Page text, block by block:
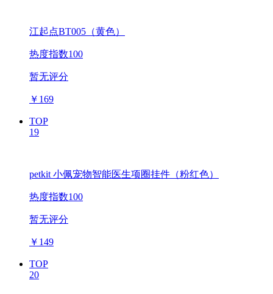
江起点BT005（黄色）
热度指数100
暂无评分
￥ 169
TOP
19
petkit 小佩宠物智能医生项圈挂件（粉红色）
热度指数100
暂无评分
￥ 149
TOP
20